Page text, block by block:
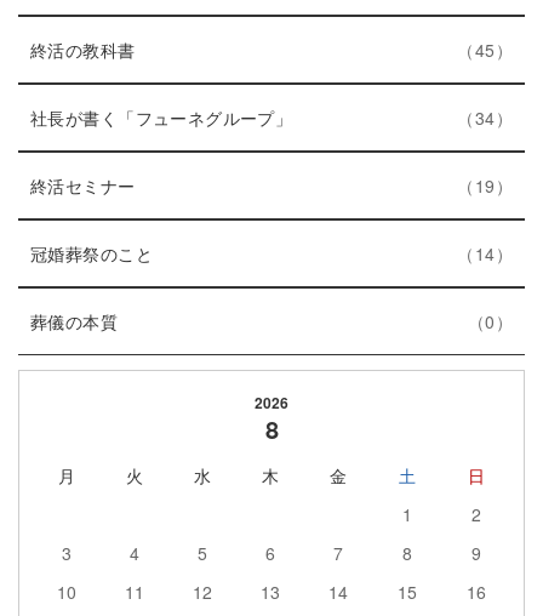
数
リ
数
ン
ト
リ
ー
数
終活の教科書エ
ン
ト
リ
数
45
件
社長が書く「フューネグループ」
ン
リ
数
34
終活セミナー
ン
ト
リ
数
19
冠婚葬祭のこと
ン
リ
14
葬儀の本質エ
ン
数
0
件
2026
8
月 火 水 木 金 土
日
1
2
3
4 5 6 7 8
9
10
11 12 13 14 15
16